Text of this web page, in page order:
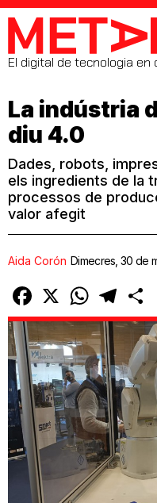
MetaData
El digital de tecnologia en
La indústria
diu 4.0
Dades, robots,
els ingredients de la
processos de
valor afegit
Aida Corón Dimecres, 30 de
Facebook
X WhatsApp